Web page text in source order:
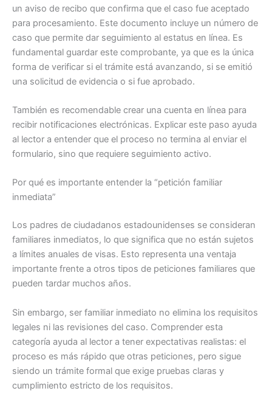
un aviso de recibo que confirma que el caso fue aceptado
para procesamiento. Este documento incluye un número de
caso que permite dar seguimiento al estatus en línea. Es
fundamental guardar este comprobante, ya que es la única
forma de verificar si el trámite está avanzando, si se emitió
una solicitud de evidencia o si fue aprobado.
También es recomendable crear una cuenta en línea para
recibir notificaciones electrónicas. Explicar este paso ayuda
al lector a entender que el proceso no termina al enviar el
formulario, sino que requiere seguimiento activo.
Por qué es importante entender la “petición familiar
inmediata”
Los padres de ciudadanos estadounidenses se consideran
familiares inmediatos, lo que significa que no están sujetos
a límites anuales de visas. Esto representa una ventaja
importante frente a otros tipos de peticiones familiares que
pueden tardar muchos años.
Sin embargo, ser familiar inmediato no elimina los requisitos
legales ni las revisiones del caso. Comprender esta
categoría ayuda al lector a tener expectativas realistas: el
proceso es más rápido que otras peticiones, pero sigue
siendo un trámite formal que exige pruebas claras y
cumplimiento estricto de los requisitos.